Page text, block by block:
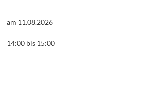
am 11.08.2026
14:00 bis 15:00